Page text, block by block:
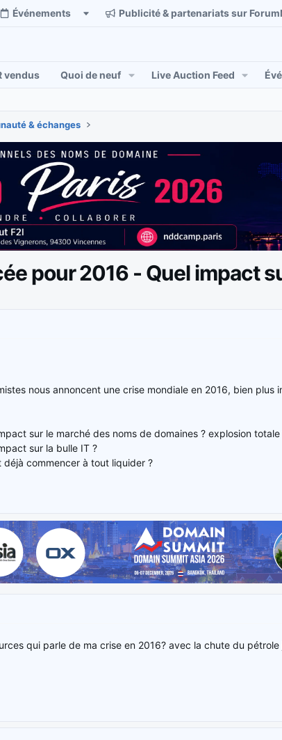
Événements Publicité & partenariats sur
vendus Quoi de neuf Live Auction Feed
& échanges
pour 2016 - Quel impact
nous annoncent une crise mondiale en 2016, bien
sur le marché des noms de domaines ? explosion totale
sur la bulle IT ?
commencer à tout liquider ?
qui parle de ma crise en 2016? avec la chute du